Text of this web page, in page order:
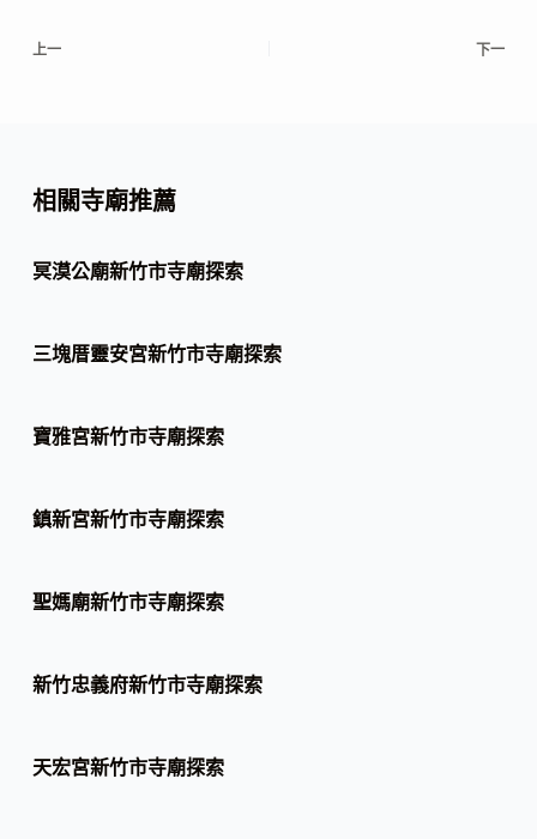
上一 下一
相關寺廟推薦
冥漠公廟新竹市寺廟探索
三塊厝靈安宮新竹市寺廟探索
寶雅宮新竹市寺廟探索
鎮新宮新竹市寺廟探索
聖媽廟新竹市寺廟探索
新竹忠義府新竹市寺廟探索
天宏宮新竹市寺廟探索